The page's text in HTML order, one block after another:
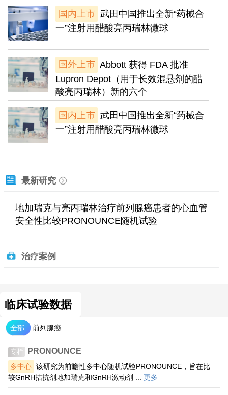
国内上市 武田中国推出全新“药械合
一”注射用醋酸亮丙瑞林微球
国外上市 Abbott 获得 FDA 批准
Lupron Depot（用于长效混悬剂的醋
酸亮丙瑞林）新的六个
国内上市 武田中国推出全新“药械合
一”注射用醋酸亮丙瑞林微球
最新研究
地加瑞克与亮丙瑞林治疗前列腺癌患者的心血管
安全性比较PRONOUNCE随机试验
治疗案例
临床试验数据
全部 前列腺癌
专栏 PRONOUNCE
多中心 该研究为前瞻性多中心随机试验PRONOUNCE，旨在比
较GnRH拮抗剂地加瑞克和GnRH激动剂 ... 更多